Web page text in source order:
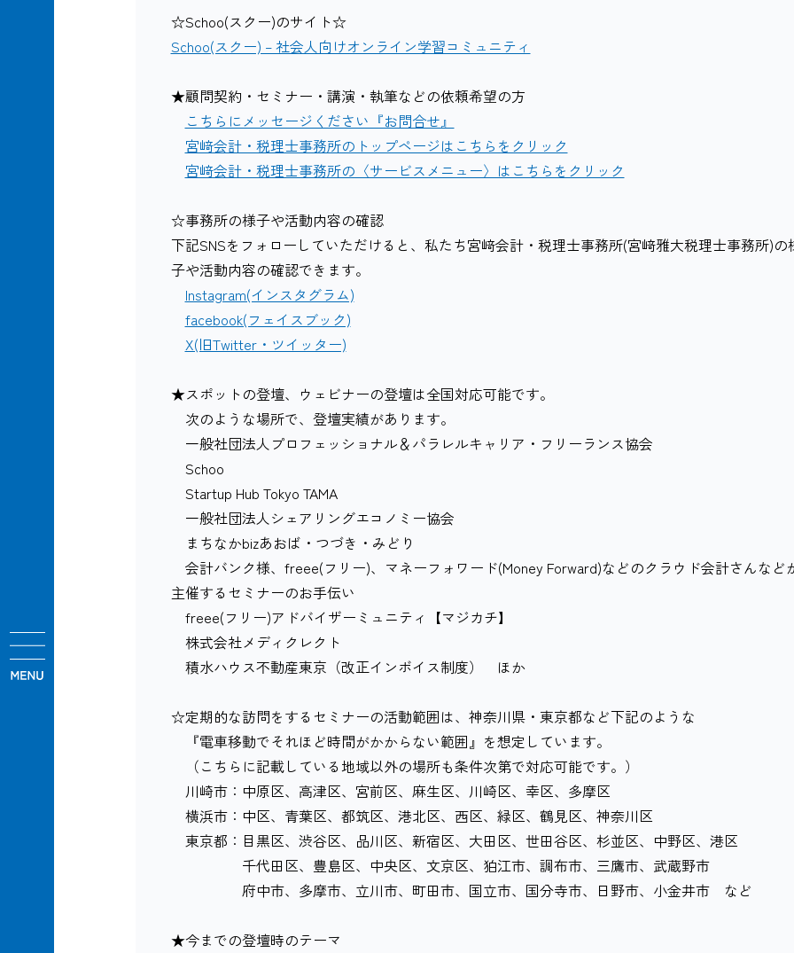
☆Schoo(スクー)のサイト☆
Schoo(スクー) – 社会人向けオンライン学習コミュニティ
★顧問契約・セミナー・講演・執筆などの依頼希望の方
こちらにメッセージください『お問合せ』
宮﨑会計・税理士事務所のトップページはこちらをクリック
宮﨑会計・税理士事務所の〈サービスメニュー〉はこちらをクリック
☆事務所の様子や活動内容の確認
下記SNSをフォローしていただけると、私たち宮﨑会計・税理士事務所(宮﨑雅大税理士事務所)の
子や活動内容の確認できます。
Instagram(インスタグラム)
facebook(フェイスブック)
X(旧Twitter・ツイッター)
★スポットの登壇、ウェビナーの登壇は全国対応可能です。
次のような場所で、登壇実績があります。
一般社団法人プロフェッショナル＆パラレルキャリア・フリーランス協会
Schoo
Startup Hub Tokyo TAMA
一般社団法人シェアリングエコノミー協会
まちなかbizあおば・つづき・みどり
会計バンク様、freee(フリー)、マネーフォワード(Money Forward)などのクラウド会計さんなど
主催するセミナーのお手伝い
freee(フリー)アドバイザーミュニティ【マジカチ】
株式会社メディクレクト
積水ハウス不動産東京（改正インボイス制度） ほか
☆定期的な訪問をするセミナーの活動範囲は、神奈川県・東京都など下記のような
『電車移動でそれほど時間がかからない範囲』を想定しています。
（こちらに記載している地域以外の場所も条件次第で対応可能です。）
川崎市：中原区、高津区、宮前区、麻生区、川崎区、幸区、多摩区
横浜市：中区、青葉区、都筑区、港北区、西区、緑区、鶴見区、神奈川区
東京都：目黒区、渋谷区、品川区、新宿区、大田区、世田谷区、杉並区、中野区、港区
千代田区、豊島区、中央区、文京区、狛江市、調布市、三鷹市、武蔵野市
府中市、多摩市、立川市、町田市、国立市、国分寺市、日野市、小金井市 など
★今までの登壇時のテーマ